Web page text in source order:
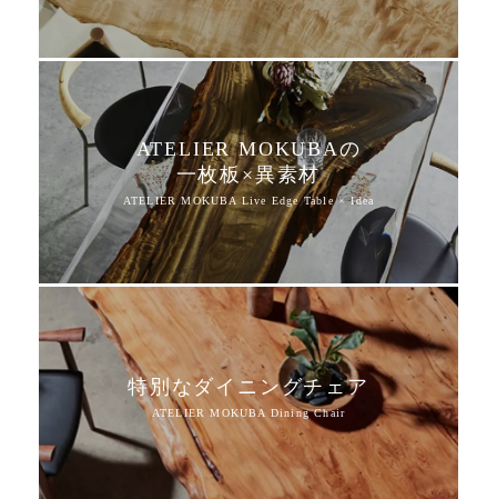
ATELIER MOKUBAの
一枚板×異素材
特別なダイニングチェア